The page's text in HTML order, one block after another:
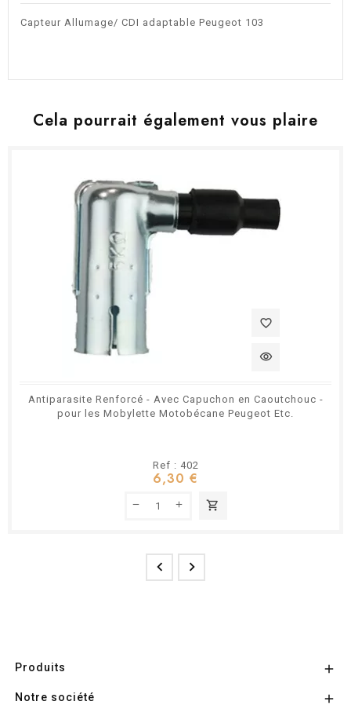
Capteur Allumage/ CDI adaptable Peugeot 103
Cela pourrait également vous plaire
favorite_border
visibility
Antiparasite Renforcé - Avec Capuchon en Caoutchouc -
pour les Mobylette Motobécane Peugeot Etc.
Ref : 402
6,30 €
shopping_cart
 
Produits 
Notre société 